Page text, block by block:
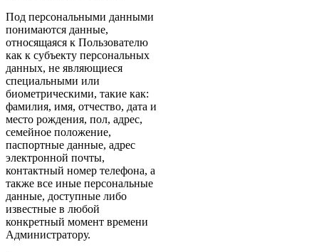
Под персональными данными
понимаются данные,
относящаяся к Пользователю
как к субъекту персональных
данных, не являющиеся
специальными или
биометрическими, такие как:
фамилия, имя, отчество, дата и
место рождения, пол, адрес,
семейное положение,
паспортные данные, адрес
электронной почты,
контактный номер телефона, а
также все иные персональные
данные, доступные либо
известные в любой
конкретный момент времени
Администратору.